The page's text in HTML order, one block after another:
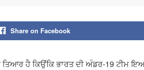
Share on Facebook
ਹੈ ਕਿਉਂਕਿ ਭਾਰਤ ਦੀ ਅੰਡਰ-19 ਟੀਮ